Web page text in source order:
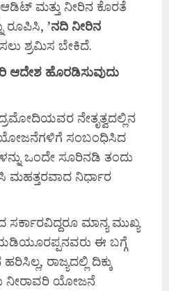
ಮತ್ತು ನೀರಿನ ಕೊರತೆ
ರೂಪಿಸಿ, ’ನದಿ ನೀರಿನ
ಶ್ರಮಿಸ ಬೇಕಿದೆ.
ಆದೇಶ ಹೊರಡಿಸುವುದು
ನೇತೃತ್ವದಲ್ಲಿನ
ಯೋಜನೆಗಳಿಗೆ ಸಂಬಂಧಿಸಿದ
ಒಂದೇ ಸೂರಿನಡಿ ತಂದು
ನಿರ್ಧಾರ
ಸರ್ಕಾರವಿದ್ದರೂ ಮಾನ್ಯ ಮುಖ್ಯ
ಈ ಬಗ್ಗೆ
ರಾಜ್ಯದಲ್ಲಿ ದಿಕ್ಕು
ನೀರಾವರಿ ಯೋಜನೆ